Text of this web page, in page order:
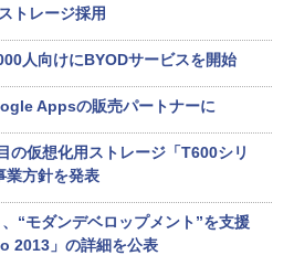
トレージ採用
人向けにBYODサービスを開始
Appsの販売パートナーに
の仮想化用ストレージ「T600シリ
業方針を発表
“モダンデベロップメント”を支援
2013」の詳細を公表